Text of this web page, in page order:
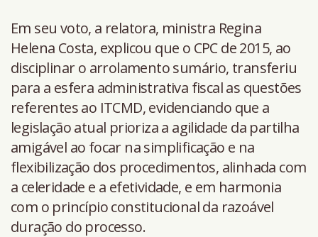
Em seu voto, a relatora, ministra Regina
Helena Costa, explicou que o CPC de 2015, ao
disciplinar o arrolamento sumário, transferiu
para a esfera administrativa fiscal as questões
referentes ao ITCMD, evidenciando que a
legislação atual prioriza a agilidade da partilha
amigável ao focar na simplificação e na
flexibilização dos procedimentos, alinhada com
a celeridade e a efetividade, e em harmonia
com o princípio constitucional da razoável
duração do processo.